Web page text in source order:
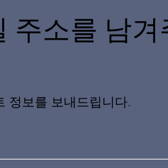
주소를 남겨
정보를 보내드립니다.